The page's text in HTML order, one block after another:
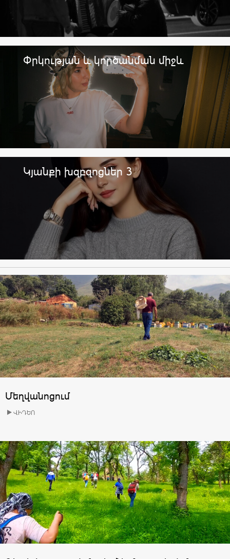
Փրկության և կործանման միջև
Կյանքի խզբզոցներ 3
Մեղվանոցում
ՎԻԴԵՈ